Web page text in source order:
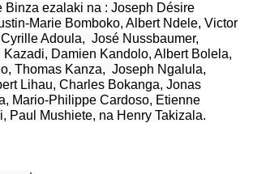
Binza ezalaki na : Joseph Désire
Marie Bomboko, Albert Ndele, Victor
Adoula, José Nussbaumer,
Kazadi, Damien Kandolo, Albert Bolela,
Thomas Kanza, Joseph Ngalula,
Lihau, Charles Bokanga, Jonas
Mario-Philippe Cardoso, Etienne
Paul Mushiete, na Henry Takizala.